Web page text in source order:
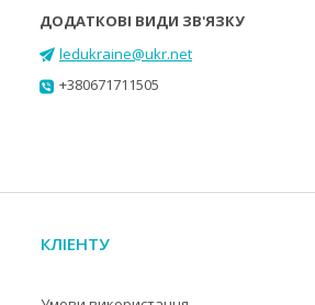
ledukraine@ukr.net
+380671711505
КЛІЕНТУ